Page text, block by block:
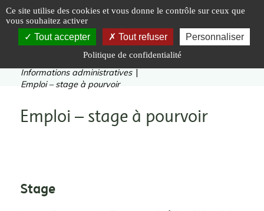
Accueil | Le Parc naturel régional
Informations administratives |
Emploi – stage à pourvoir
Emploi – stage à pourvoir
Stage
Panneau de gestion des cookies
Ce site utilise des cookies et vous donne le contrôle sur ceux que
vous souhaitez activer
Tout accepter Tout refuser Personnaliser
Politique de confidentialité